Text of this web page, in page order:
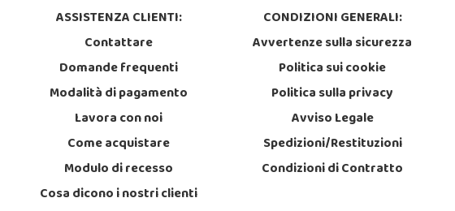
ASSISTENZA CLIENTI:
Contattare
Domande frequenti
Modalità di pagamento
Lavora con noi
Come acquistare
Modulo di recesso
Cosa dicono i nostri clienti
CONDIZIONI GENERALI:
Avvertenze sulla sicurezza
Politica sui cookie
Politica sulla privacy
Avviso Legale
Spedizioni/Restituzioni
Condizioni di Contratto